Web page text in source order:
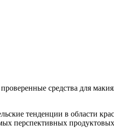
средства для
тенденции в области
перспективных